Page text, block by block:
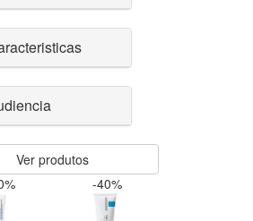
Ver produtos
-40%